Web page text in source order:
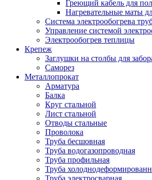
Греющий кабель для
Нагревательные маты
Система электрообогрева
Управление системой
Электрообогрев теплицы
Крепеж
Заглушки на столбы для
Саморез
Металлопрокат
Арматура
Балка
Круг стальной
Лист стальной
Отводы стальные
Проволока
Труба бесшовная
Труба водогазопроводная
Труба профильная
Труба
Труба электросварная